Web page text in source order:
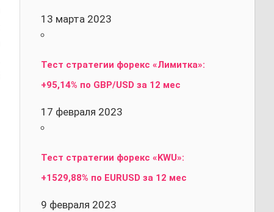
13 марта 2023
Тест стратегии форекс «Лимитка»:
+95,14% по GBP/USD за 12 мес
17 февраля 2023
Тест стратегии форекс «KWU»:
+1529,88% по EURUSD за 12 мес
9 февраля 2023